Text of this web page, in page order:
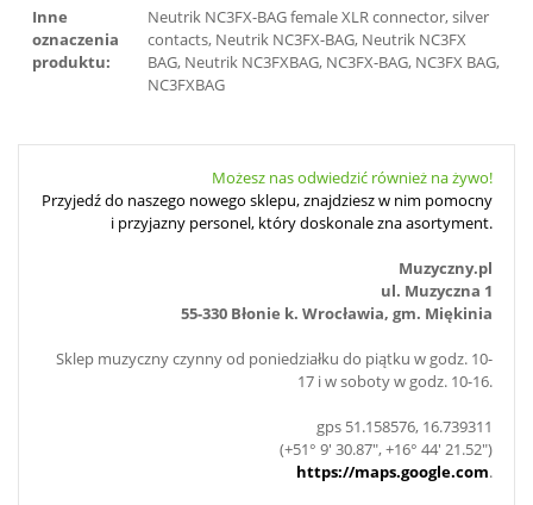
Inne
oznaczenia
produktu:
Neutrik NC3FX-BAG female XLR connector, silver
contacts, Neutrik NC3FX-BAG, Neutrik NC3FX
BAG, Neutrik NC3FXBAG, NC3FX-BAG, NC3FX BAG,
NC3FXBAG
Możesz nas odwiedzić również na żywo!
Przyjedź do naszego nowego sklepu, znajdziesz w nim pomocny
i przyjazny personel, który doskonale zna asortyment.
Muzyczny.pl
ul. Muzyczna 1
55-330 Błonie k. Wrocławia, gm. Miękinia
Sklep muzyczny czynny od poniedziałku do piątku w godz. 10-
17 i w soboty w godz. 10-16.
gps 51.158576, 16.739311
(+51° 9' 30.87", +16° 44' 21.52")
https://maps.google.com.